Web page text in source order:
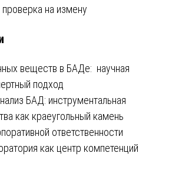
на измену
веществ в БАДе: научная
подход
БАД: инструментальная
как краеугольный камень
ответственности
как центр компетенций